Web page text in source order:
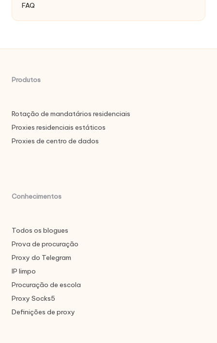
FAQ
Produtos
Rotação de mandatários residenciais
Proxies residenciais estáticos
Proxies de centro de dados
Conhecimentos
Todos os blogues
Prova de procuração
Proxy do Telegram
IP limpo
Procuração de escola
Proxy Socks5
Definições de proxy